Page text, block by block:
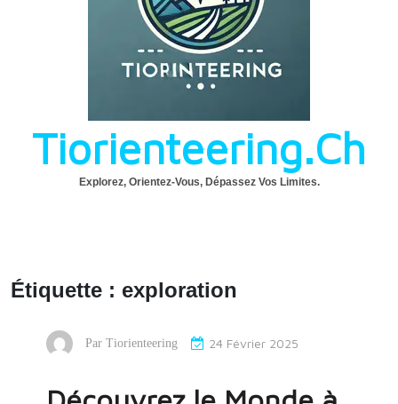
Tiorienteering.ch
Explorez, Orientez-Vous, Dépassez Vos Limites.
Étiquette : exploration
Par Tiorienteering 24 Février 2025